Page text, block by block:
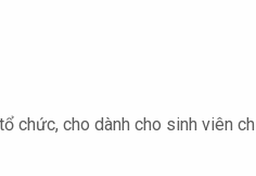
chức, cho dành cho sinh viên